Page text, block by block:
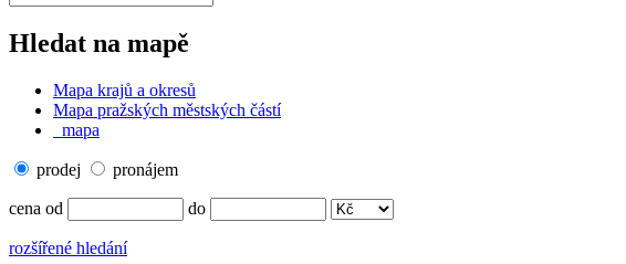
Hledat na mapě
Mapa krajů a okresů
Mapa pražských městských částí
mapa
prodej pronájem
cena od do
rozšířené hledání